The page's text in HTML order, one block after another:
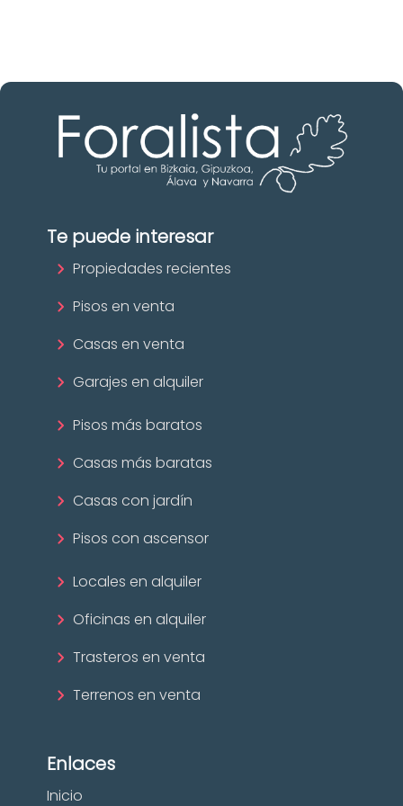
Te puede interesar
Propiedades recientes
Pisos en venta
Casas en venta
Garajes en alquiler
Pisos más baratos
Casas más baratas
Casas con jardín
Pisos con ascensor
Locales en alquiler
Oficinas en alquiler
Trasteros en venta
Terrenos en venta
Enlaces
Inicio